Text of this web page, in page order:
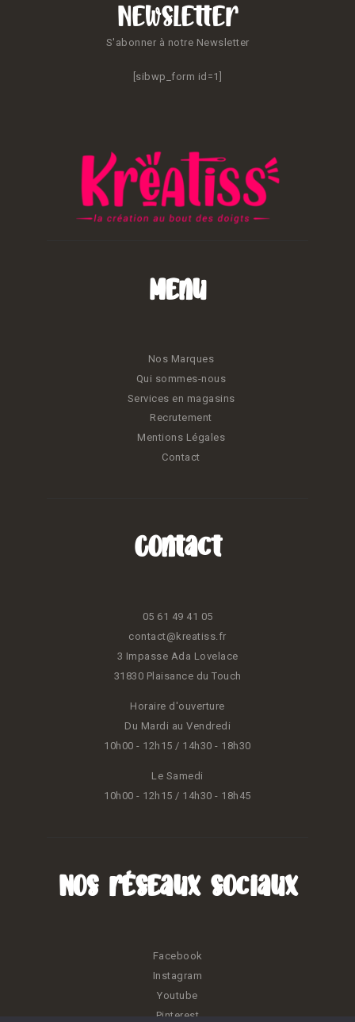
Newsletter
S'abonner à notre Newsletter
[sibwp_form id=1]
Menu
Nos Marques
Qui sommes-nous
Services en magasins
Recrutement
Mentions Légales
Contact
Contact
05 61 49 41 05
contact@kreatiss.fr
3 Impasse Ada Lovelace
31830 Plaisance du Touch
Horaire d'ouverture
Du Mardi au Vendredi
10h00 - 12h15 / 14h30 - 18h30
Le Samedi
10h00 - 12h15 / 14h30 - 18h45
Nos réseaux sociaux
Facebook
Instagram
Youtube
Pinterest